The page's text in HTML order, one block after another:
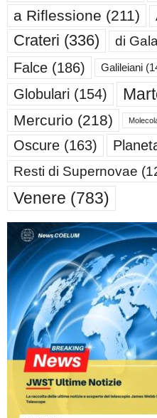
a Riflessione (211)
Crateri (336) di
Falce (186) Galileiani
Globulari (154)
Mercurio (218)
Oscure (163)
Resti di Supernovae
Venere (783)